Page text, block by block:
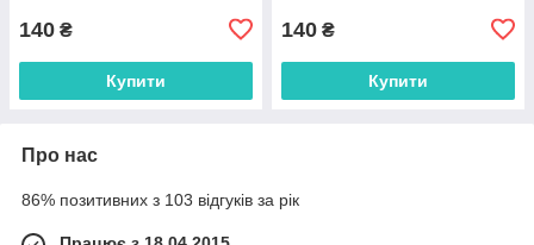
140 ₴
Купити
140 ₴
Купити
Про нас
86% позитивних з 103 відгуків за рік